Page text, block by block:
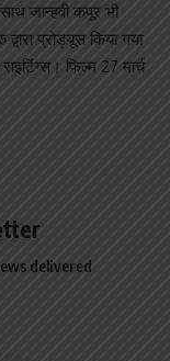
जान्हवी कपूर भी
प्रोड्यूस किया गया
फिल्म 27 मार्च
delivered